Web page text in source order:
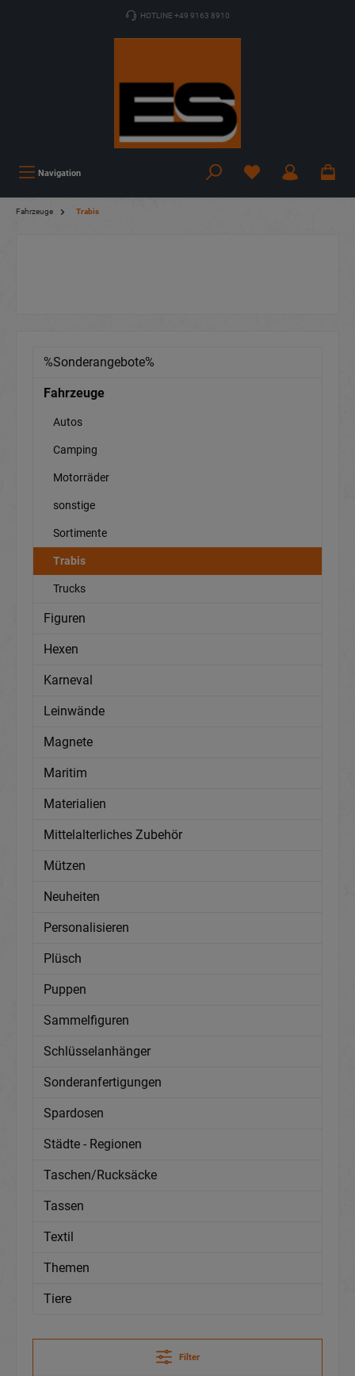
HOTLINE +49 9163 8910
Navigation
Fahrzeuge Trabis
%Sonderangebote%
Fahrzeuge
Autos
Camping
Motorräder
sonstige
Sortimente
Trabis
Trucks
Figuren
Hexen
Karneval
Leinwände
Magnete
Maritim
Materialien
Mittelalterliches Zubehör
Mützen
Neuheiten
Personalisieren
Plüsch
Puppen
Sammelfiguren
Schlüsselanhänger
Sonderanfertigungen
Spardosen
Städte - Regionen
Taschen/Rucksäcke
Tassen
Textil
Themen
Tiere
Filter